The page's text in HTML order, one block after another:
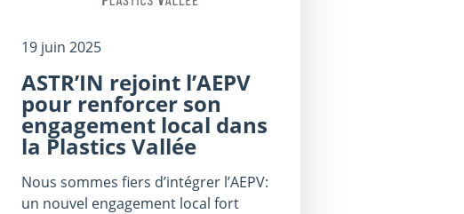
19 juin 2025
ASTR’IN rejoint l’AEPV
pour renforcer son
engagement local dans
la Plastics Vallée
Nous sommes fiers d’intégrer l’AEPV:
un nouvel engagement local fort